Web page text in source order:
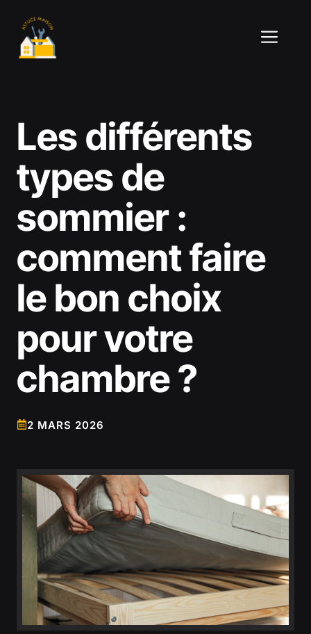
contenu
Les différents
types de
sommier :
comment faire
le bon choix
pour votre
chambre ?
2 MARS 2026